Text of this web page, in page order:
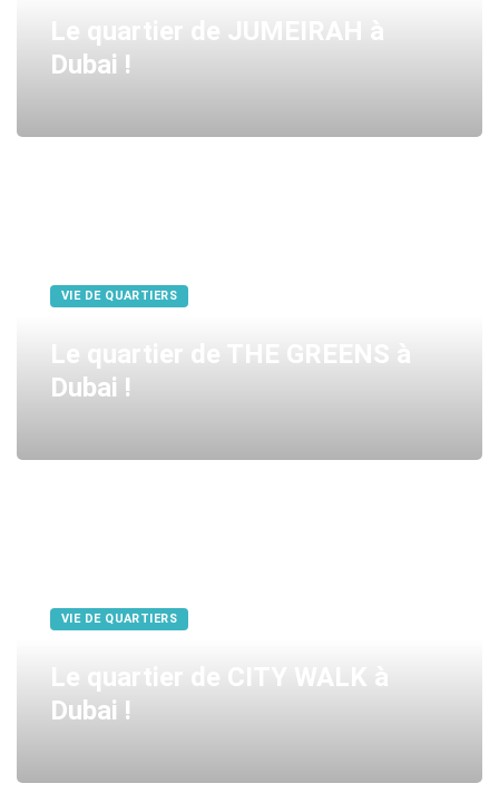
Le quartier de JUMEIRAH à
Dubai !
VIE DE QUARTIERS
Le quartier de THE GREENS à
Dubai !
VIE DE QUARTIERS
Le quartier de CITY WALK à
Dubai !